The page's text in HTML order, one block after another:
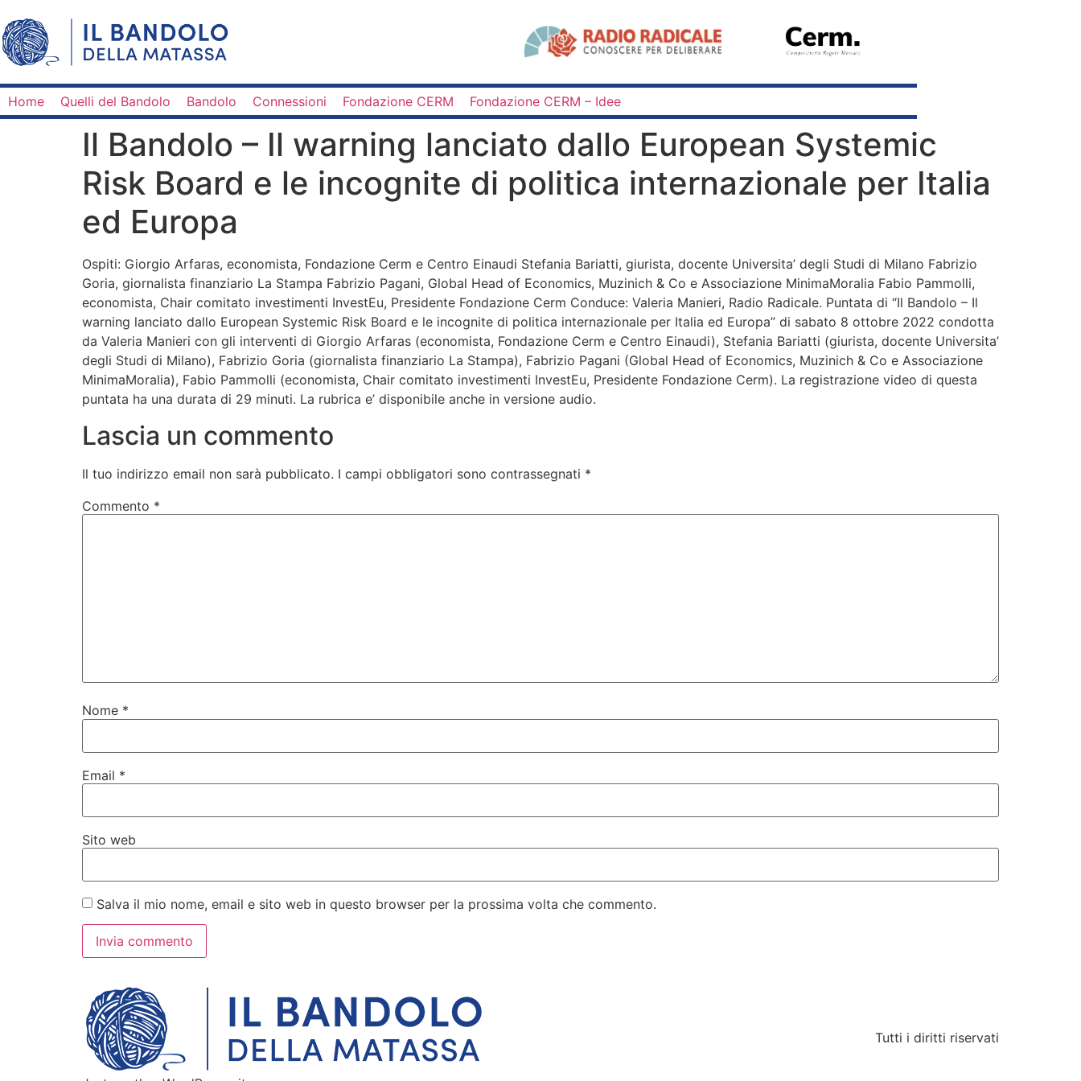
Home Quelli del Bandolo Bandolo Connessioni Fondazione CERM Fondazione CERM – Idee
Il Bandolo – Il warning lanciato dallo European Systemic
Risk Board e le incognite di politica internazionale per Italia
ed Europa
Ospiti: Giorgio Arfaras, economista, Fondazione Cerm e Centro Einaudi Stefania Bariatti, giurista, docente Universita’ degli Studi di Milano Fabrizio
Goria, giornalista finanziario La Stampa Fabrizio Pagani, Global Head of Economics, Muzinich & Co e Associazione MinimaMoralia Fabio Pammolli,
economista, Chair comitato investimenti InvestEu, Presidente Fondazione Cerm Conduce: Valeria Manieri, Radio Radicale. Puntata di “Il Bandolo – Il
warning lanciato dallo European Systemic Risk Board e le incognite di politica internazionale per Italia ed Europa” di sabato 8 ottobre 2022 condotta
da Valeria Manieri con gli interventi di Giorgio Arfaras (economista, Fondazione Cerm e Centro Einaudi), Stefania Bariatti (giurista, docente Universita’
degli Studi di Milano), Fabrizio Goria (giornalista finanziario La Stampa), Fabrizio Pagani (Global Head of Economics, Muzinich & Co e Associazione
MinimaMoralia), Fabio Pammolli (economista, Chair comitato investimenti InvestEu, Presidente Fondazione Cerm). La registrazione video di questa
puntata ha una durata di 29 minuti. La rubrica e’ disponibile anche in versione audio.
Lascia un commento
Il tuo indirizzo email non sarà pubblicato. I campi obbligatori sono contrassegnati *
Commento *
Nome *
Email *
Sito web
Salva il mio nome, email e sito web in questo browser per la prossima volta che commento.
Tutti i diritti riservati